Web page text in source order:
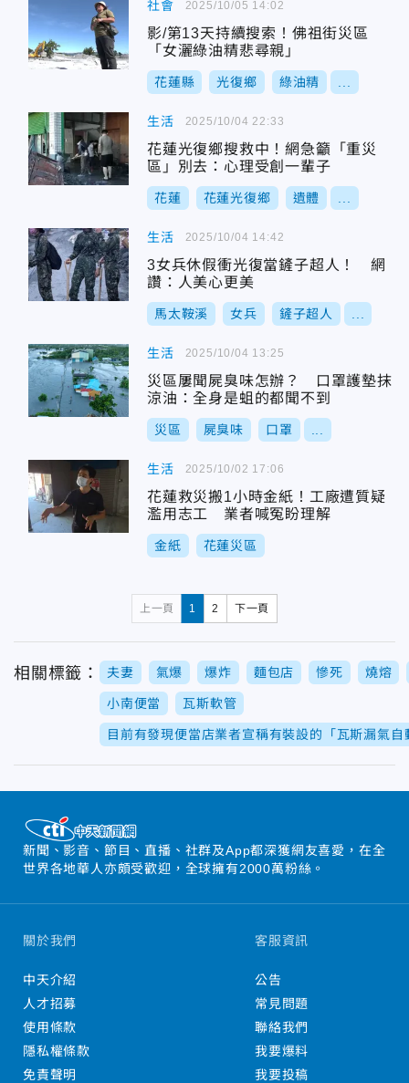
社會
影/第13天持續搜索！佛祖街災區
「女灑綠油精悲尋親」
花蓮縣 光復鄉 綠油精
2025/10/05 14:02
生活
花蓮光復鄉搜救中！網急籲「重災
區」別去：心理受創一輩子
花蓮 花蓮光復鄉 遺體
2025/10/04 22:33
生活
3女兵休假衝光復當鏟子超人！ 網
讚：人美心更美
馬太鞍溪 女兵 鏟子超人
2025/10/04 14:42
生活
災區屢聞屍臭味怎辦？ 口罩護墊抹
涼油：全身是蛆的都聞不到
災區 屍臭味 口罩
2025/10/04 13:25
生活
花蓮救災搬1小時金紙！工廠遭質疑
濫用志工 業者喊冤盼理解
金紙 花蓮災區
2025/10/02 17:06
上一頁 1 2 下一頁
相關標籤： 夫妻 氣爆 爆炸 麵包店 慘死 燒熔
小南便當 瓦斯軟管
目前有發現便當店業者宣稱有裝設的「瓦斯漏氣自
新聞、影音、節目、直播、社群及App都深獲網友喜愛，在全
世界各地華人亦頗受歡迎，全球擁有2000萬粉絲。
關於我們
中天介紹
人才招募
使用條款
隱私權條款
免責聲明
客服資訊
公告
常見問題
聯絡我們
我要爆料
我要投稿